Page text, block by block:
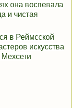
она воспевала
и чистая
в Реймсской
искусства